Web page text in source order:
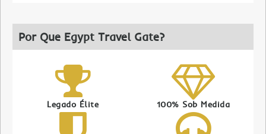
Por Que Egypt Travel Gate?
Legado Élite 100% Sob Medida